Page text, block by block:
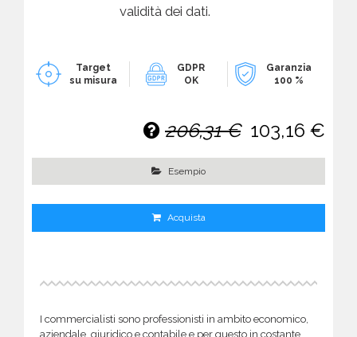
validità dei dati.
Target
su misura
GDPR
OK
Garanzia
100 %
206,31 € 103,16 €
Esempio
Acquista
I commercialisti sono professionisti in ambito economico,
aziendale, giuridico e contabile e per questo in costante